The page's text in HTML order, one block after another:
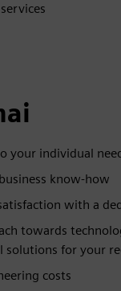
your individual
know-how
with a
towards
solutions for your
costs